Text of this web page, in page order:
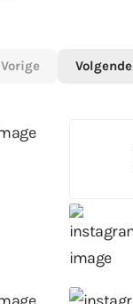
Vorige Volgende